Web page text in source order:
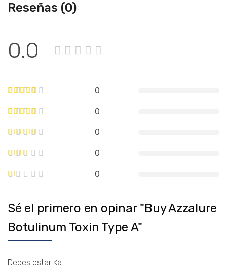
Reseñas (0)
0.0
0
0
0
0
0
Sé el primero en opinar "Buy Azzalure
Botulinum Toxin Type A"
Debes estar <a